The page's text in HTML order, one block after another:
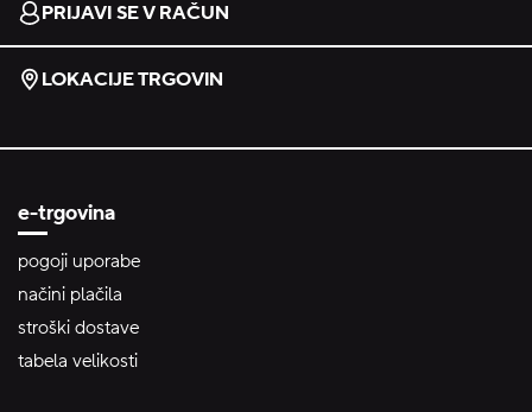
PRIJAVI SE V RAČUN
LOKACIJE TRGOVIN
e-trgovina
pogoji uporabe
načini plačila
stroški dostave
tabela velikosti